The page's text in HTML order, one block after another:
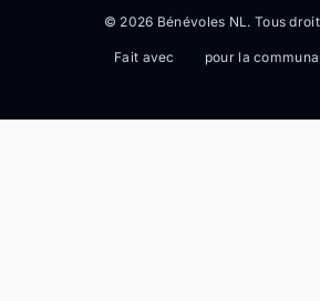
© 2026 Bénévoles NL. Tous
Fait avec pour la